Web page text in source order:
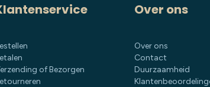
of Bezorgen
Over ons
Over ons
Contact
Duurzaamheid